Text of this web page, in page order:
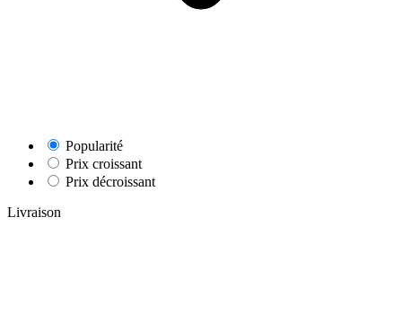
Popularité
Prix croissant
Prix décroissant
Livraison